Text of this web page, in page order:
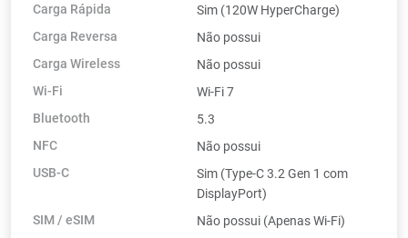
Carga Rápida
Sim (120W HyperCharge)
Carga Reversa
Não possui
Carga Wireless
Não possui
Wi-Fi
Wi-Fi 7
Bluetooth
5.3
NFC
Não possui
USB-C
Sim (Type-C 3.2 Gen 1 com
DisplayPort)
SIM / eSIM
Não possui (Apenas Wi-Fi)